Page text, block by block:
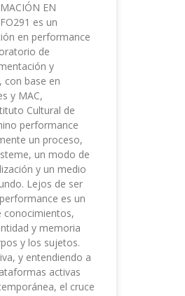
EN
es un
en performance
de
y
con base en
y MAC,
Cultural de
performance
un proceso,
un modo de
y un medio
Lejos de ser
es un
conocimientos,
y memoria
y los sujetos.
y entendiendo a
activas
el cruce